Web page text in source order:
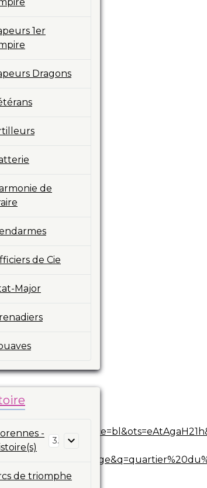
1er
Dragons
de
de Cie
Major
-
3
de triomphe